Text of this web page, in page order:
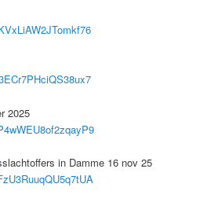
2025
in Damme 16 nov 25